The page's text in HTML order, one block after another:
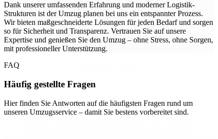
Dank unserer umfassenden Erfahrung und moderner Logistik-
Strukturen ist der Umzug planen bei uns ein entspannter Prozess.
Wir bieten maßgeschneiderte Lösungen für jeden Bedarf und sorgen
so für Sicherheit und Transparenz. Vertrauen Sie auf unsere
Expertise und genießen Sie den Umzug – ohne Stress, ohne Sorgen,
mit professioneller Unterstützung.
FAQ
Häufig gestellte Fragen
Hier finden Sie Antworten auf die häufigsten Fragen rund um
unseren Umzugsservice – damit Sie bestens vorbereitet sind.